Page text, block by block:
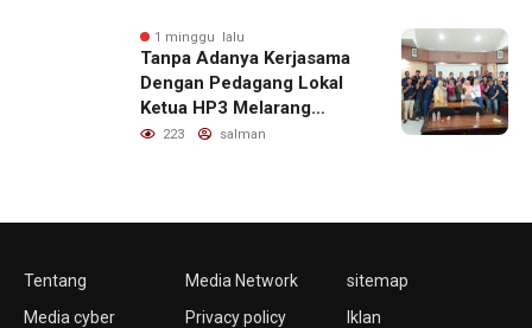
1 minggu lalu
Tanpa Adanya Kerjasama
Dengan Pedagang Lokal
Ketua HP3 Melarang
Aktifitas Pedagang Ikan
223 salman
Tentang
Media cyber
Media Network
Privacy policy
sitemap
Iklan